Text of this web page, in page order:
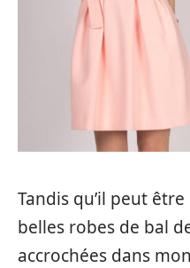
Tandis qu’il peut
belles robes de bal
accrochées dans